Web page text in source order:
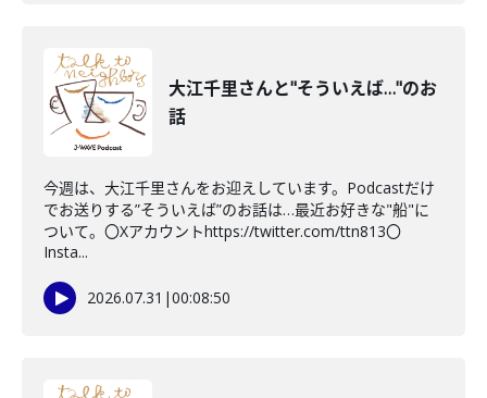
大江千里さんと"そういえば…"のお
話
今週は、大江千里さんをお迎えしています。Podcastだけ
でお送りする”そういえば”のお話は…最近お好きな"船"に
ついて。〇Xアカウントhttps://twitter.com/ttn813〇
Insta...
2026.07.31 |00:08:50